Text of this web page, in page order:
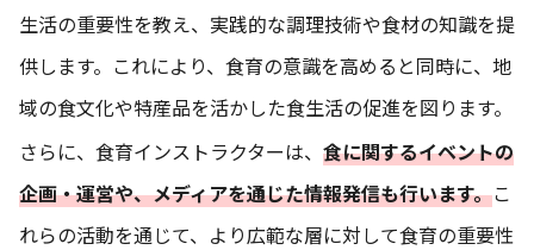
生活の重要性を教え、実践的な調理技術や食材の知識を提
供します。これにより、食育の意識を高めると同時に、地
域の食文化や特産品を活かした食生活の促進を図ります。
さらに、食育インストラクターは、 食に関するイベントの
企画・運営や、メディアを通じた情報発信も行います。こ
れらの活動を通じて、より広範な層に対して食育の重要性